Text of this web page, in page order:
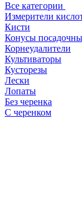
Все категории
Измерители
Кисти
Конусы
Корнеудалители
Культиваторы
Кусторезы
Лески
Лопаты
Без черенка
С черенком